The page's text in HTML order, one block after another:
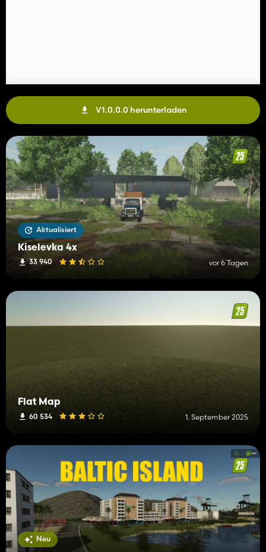
V1.0.0.0 herunterladen
Aktualisiert
Kiselevka 4x
33 940 vor 6 Tagen
Flat Map
60 534 1. September 2025
Neu